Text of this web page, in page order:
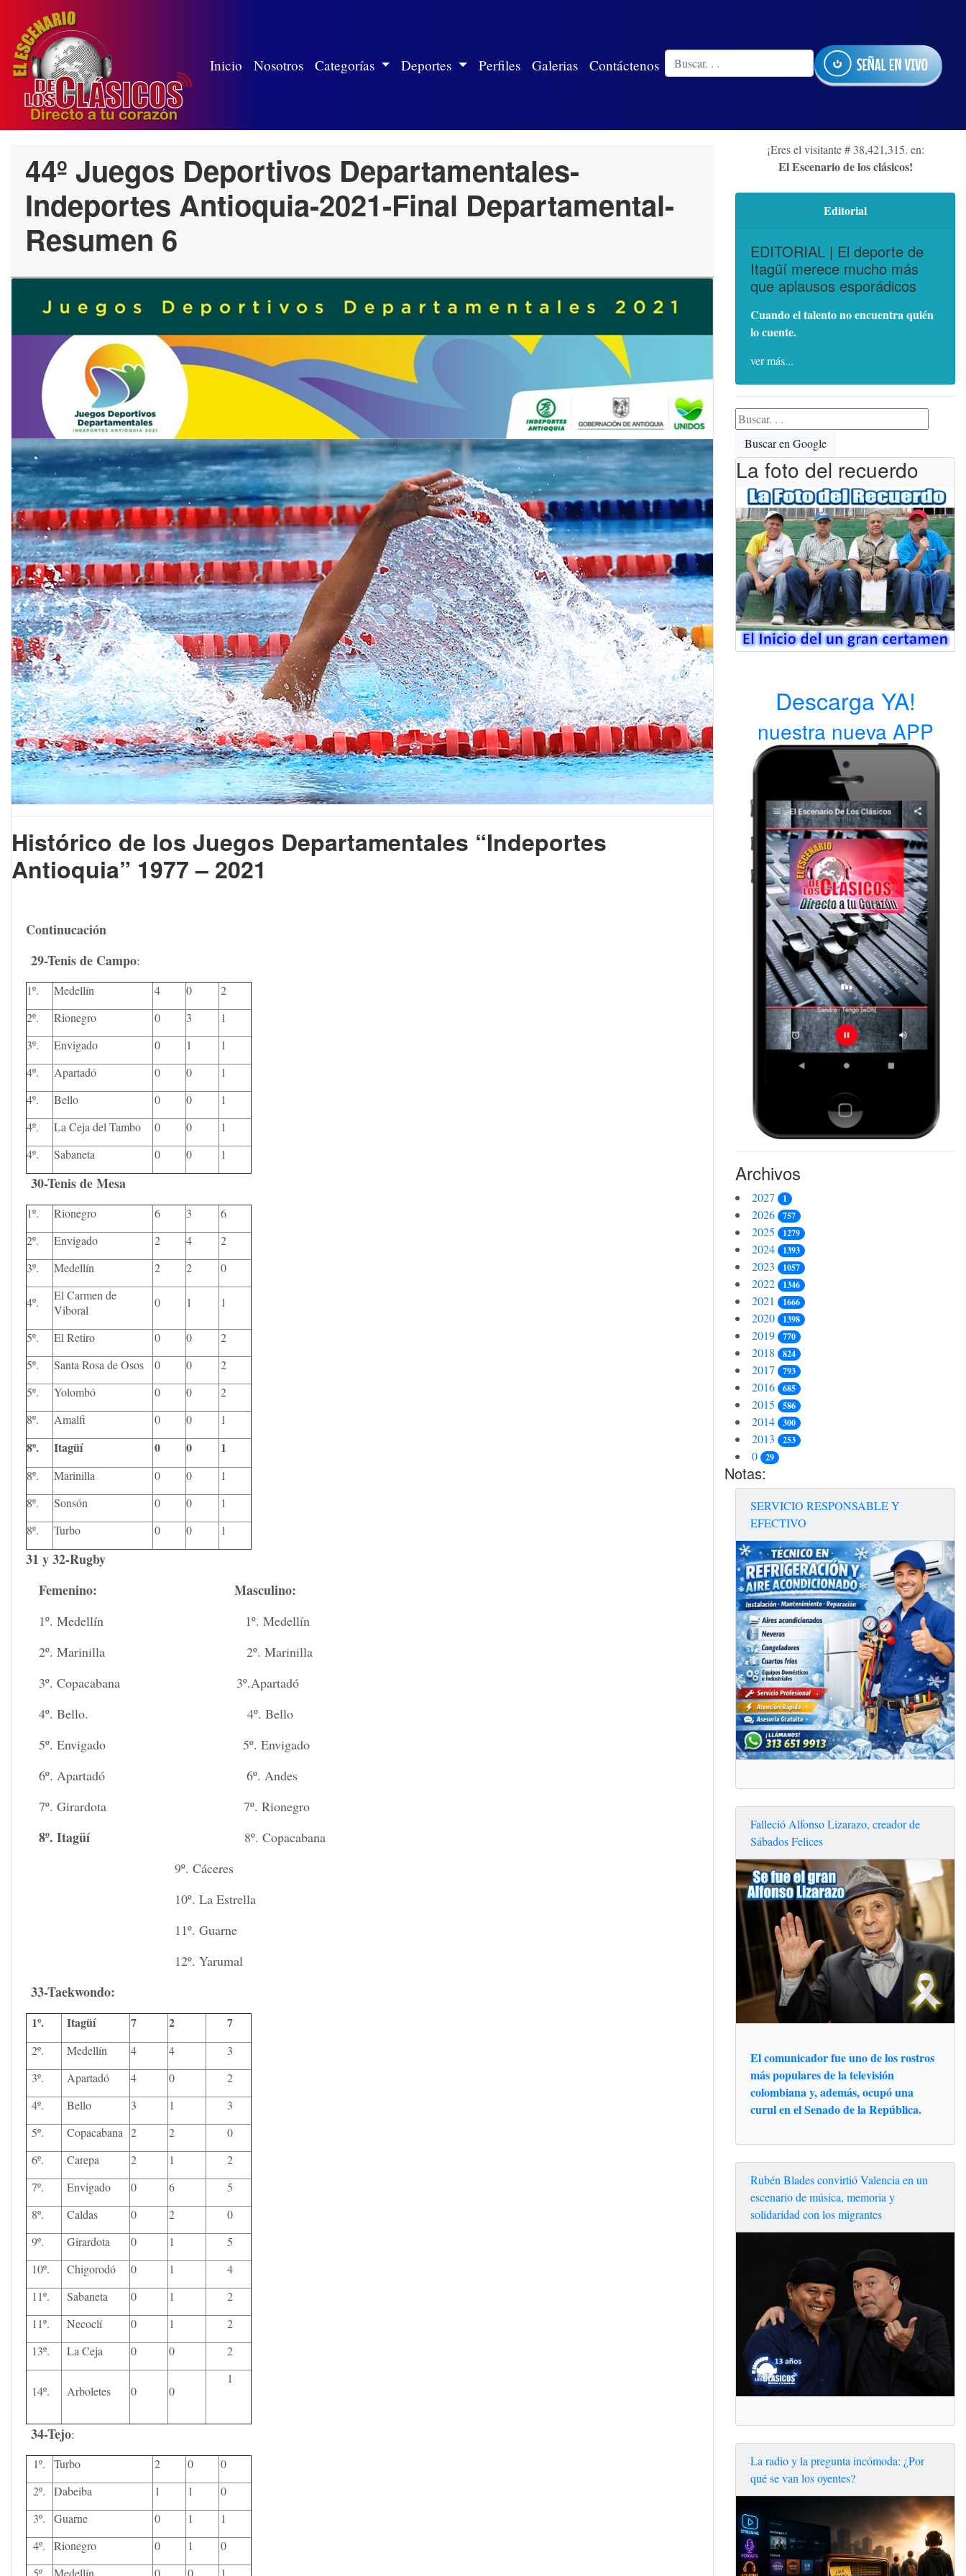
Inicio Nosotros(white)
Categorías Deportes Perfiles Galerias Contáctenos
44º Juegos Deportivos Departamentales-
Indeportes Antioquia-2021-Final Departamental-
Resumen 6
Histórico de los Juegos Departamentales “Indeportes
Antioquia” 1977 – 2021
Continucación
29-Tenis de Campo:
1º. Medellín 4 0
2
2º.
Rionegro 0 3
1
3º.
Envigado 0 1
1
4º.
Apartadó 0 0
1
4º.
Bello 0 0
1
4º.
La Ceja del Tambo 0 0
1
4º.
Sabaneta 0 0 1
30-Tenis de Mesa
1º. Rionegro 6 3
6
2º.
Envigado 2 4
2
3º.
Medellín 2 2 0
4º.
El Carmen de
Viboral
0 1 1
5º. El Retiro 0 0
2
5º.
Santa Rosa de Osos 0 0
2
5º.
Yolombó 0 0
2
8º.
Amalfi 0 0 1
8º. Itagüí 0 0 1
8º. Marinilla 0 0
1
8º.
Sonsón 0 0
1
8º.
Turbo 0 0 1
31 y 32-Rugby
Femenino:Masculino:
1º. Medellín 1º. Medellín
2º. Marinilla 2º. Marinilla
3º. Copacabana 3º.Apartadó
4º. Bello. 4º. Bello
5º. Envigado 5º. Envigado
6º. Apartadó 6º. Andes
7º. Girardota 7º. Rionegro
8º. Itagüí8º. Copacabana
9º. Cáceres
10º. La Estrella
11º. Guarne
12º. Yarumal
33-Taekwondo:
1º. Itagüí 7 2 7
2º. Medellín 4 4
3
3º.
Apartadó 4 0
2
4º.
Bello 3 1
3
5º.
Copacabana 2 2
0
6º.
Carepa 2 1
2
7º.
Envigado 0 6
5
8º.
Caldas 0 2
0
9º.
Girardota 0 1
5
10º.
Chigorodó 0 1
4
11º.
Sabaneta 0 1
2
11º.
Necoclí 0 1
2
13º.
La Ceja 0 0 2
14º. Arboletes 0 0
1
34-Tejo:
1º. Turbo 2 0
0
2º.
Dabeiba 1 1
0
3º.
Guarne 0 1
1
4º.
Rionegro 0 1
0
5º.
Medellín 0 0 1
¡Eres el visitante # 38,421,315. en:
El Escenario de los clásicos!
Editorial
EDITORIAL | El deporte de
Itagüí merece mucho más
que aplausos esporádicos
Cuando el talento no encuentra quién
lo cuente.
ver más...
Buscar en Google
La foto del recuerdo
Descarga YA!
nuestra nueva APP
Archivos
2027 1
2026 757
2025 1279
2024 1393
2023 1057
2022 1346
2021 1666
2020 1398
2019 770
2018 824
2017 793
2016 685
2015 586
2014 300
2013 253
0 29
Notas:
SERVICIO RESPONSABLE Y
EFECTIVO
Falleció Alfonso Lizarazo, creador de
Sábados Felices
El comunicador fue uno de los rostros
más populares de la televisión
colombiana y, además, ocupó una
curul en el Senado de la República.
Rubén Blades convirtió Valencia en un
escenario de música, memoria y
solidaridad con los migrantes
La radio y la pregunta incómoda: ¿Por
qué se van los oyentes?